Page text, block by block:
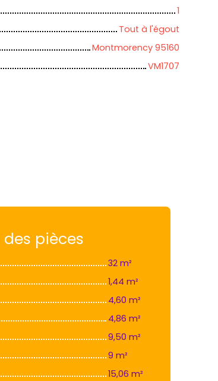
1
Tout à l'égout
Montmorency 95160
VM1707
des pièces
32 m²
1,44 m²
4,60 m²
4,86 m²
9,50 m²
9 m²
15,06 m²